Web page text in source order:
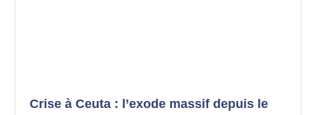
Crise à Ceuta : l’exode massif depuis le